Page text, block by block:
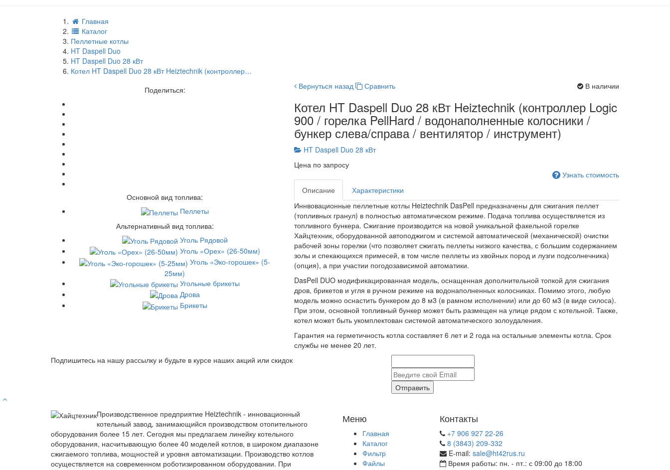
Главная
Каталог
Пеллетные котлы
HT Daspell Duo
HT Daspell Duo 28 кВт
Котел HT Daspell Duo 28 кВт Heiztechnik (контроллер…
Поделиться:
Основной вид топлива:
Пеллеты
Альтернативный вид топлива:
Уголь Рядовой
Уголь «Орех» (26-50мм)
Уголь «Эко-горошек» (5-
25мм)
Угольные брикеты
Дрова
Брикеты
Вернуться назад Сравнить В наличии
Котел HT Daspell Duo 28 кВт Heiztechnik (контроллер Logic
900 / горелка PellHard / водонаполненные колосники /
бункер слева/справа / вентилятор / инструмент)
HT Daspell Duo 28 кВт
Цена по запросу
Узнать стоимость
Описание
Характеристики
Иннвовационные пеллетные котлы Heiztechnik DasPell предназначены для сжигания пеллет
(топливных гранул) в полностью автоматическом режиме. Подача топлива осуществляется из
топливного бункера. Сжигание производится на новой уникальной факельной горелке
Хайцтехник, оборудованной автоподжигом и системой автоматической (механической) очистки
рабочей зоны горелки (что позволяет сжигать пеллеты низкого качества, с большим содержанием
золы и спекающихся примесей, в том числе пеллеты из хвойных пород и лузги подсолнечника)
(опция), а при участии погодозависимой автоматики.
DasPell DUO модификацированная модель, оснащенная дополнительной топкой для сжигания
дров, брикетов и угля в ручном режиме на водонаполненных колосниках. Помимо этого, любую
модель можно оснастить бункером до 8 м3 (в рамном исполнении) или до 60 м3 (в виде силоса).
При этом, основной топливный бункер может быть размещен на улице рядом с котельной. Также,
котел может быть укомплектован системой автоматического золоудаления.
Гарантия на герметичность котла составляет 6 лет и 2 года на остальные элементы котла. Срок
службы не менее 20 лет.
Подпишитесь на нашу рассылку и будьте в курсе наших акций или скидок
Отправить
Производственное предприятие Heiztechnik - инновационный
котельный завод, занимающийся производством отопительного
оборудования более 15 лет. Сегодня мы предлагаем линейку котельного
оборудования, насчитывающую более 40 моделей котлов, в широком диапазоне
сжигаемого топлива, мощностей и уровня автоматизации. Производство котлов
осуществляется на современном роботизированном оборудовании. При
Меню
Главная
Каталог
Фильтр
Файлы
Контакты
+7 906 927 22-26
8 (3843) 209-332
E-mail: sale@ht42rus.ru
Время работы: пн. - пт.: с 09:00 до 18:00